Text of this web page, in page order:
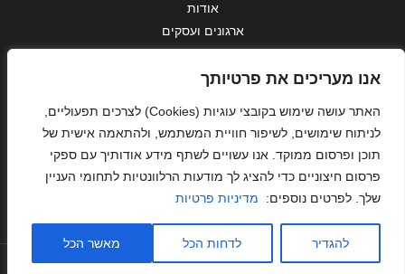
אנו מעריכים את פרטיותך
האתר עושה שימוש בקובצי עוגיות (Cookies) לצרכים תפעוליים,
לניתוח שימושים, לשיפור חוויית המשתמש, ולהתאמה אישית של
תוכן ופרסום ממוקד. אנו עשויים לשתף מידע אודותיך עם ספקי
פרסום חיצוניים כדי להציג לך מודעות הרלוונטיות לתחומי העניין
שלך. לפרטים נוספים: מדיניות פרטיות
להגדיר לדחות הכל מאשר הכל
אודות
ארגונים ועסקים
מאמרים
מידע נוסף
אישורים והיתרים
תקנון האתר ותנאי שימוש
© אלי כהן הדברות 2026 כל הזכויות שמורות | פיתוח אתר ע"י EM Studio